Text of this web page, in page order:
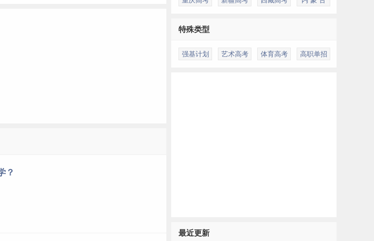
？
特殊类型
强基计划 艺术高考 体育高考 高职单招
最近更新